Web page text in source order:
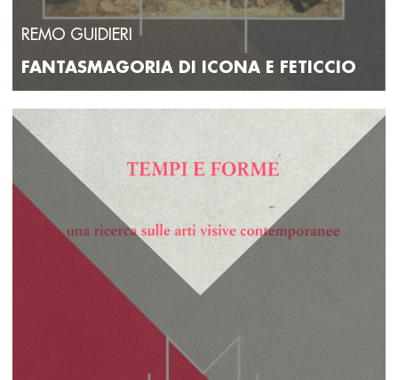
REMO GUIDIERI
FANTASMAGORIA DI ICONA E FETICCIO